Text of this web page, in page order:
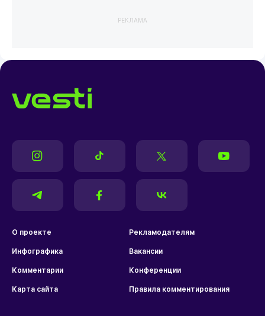
РЕКЛАМА
О проекте Рекламодателям
Инфографика Вакансии
Комментарии Конференции
Карта сайта Правила комментирования